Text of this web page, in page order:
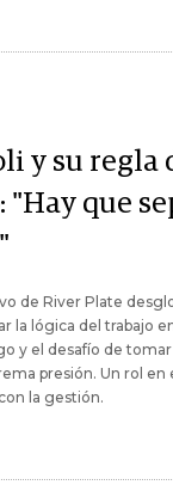
y su regla
que
de River Plate
la lógica del trabajo
y el desafío de
presión. Un rol en
la gestión.